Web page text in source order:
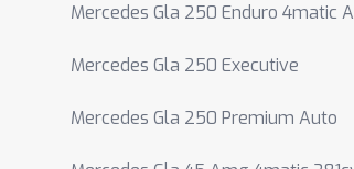
Mercedes Gla 250 Enduro 4matic
Mercedes Gla 250 Executive
Mercedes Gla 250 Premium Auto